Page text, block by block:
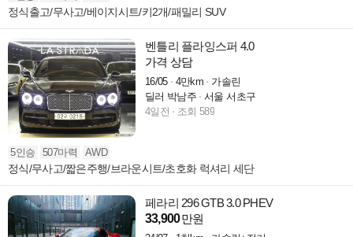
정식출고/무사고/베이지시트/키2개/패밀리 SUV
벤틀리 플라잉스퍼 4.0
가격 상담
16/05 4만km
가솔린
딜러 박남주
서울 서초구
4일전
조회 589
5인승 507마력 AWD
정식/무사고/짧은주행/브라운시트/초호화 럭셔리 세단
페라리 296 GTB 3.0 PHEV
33,900만원